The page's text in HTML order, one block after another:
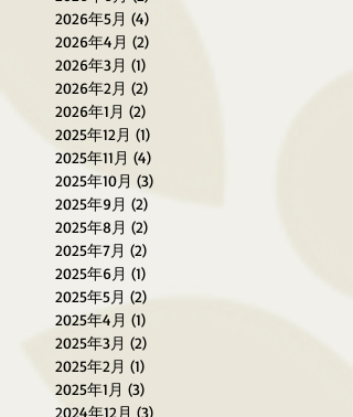
2026年5月 (4)
2026年4月 (2)
2026年3月 (1)
2026年2月 (2)
2026年1月 (2)
2025年12月 (1)
2025年11月 (4)
2025年10月 (3)
2025年9月 (2)
2025年8月 (2)
2025年7月 (2)
2025年6月 (1)
2025年5月 (2)
2025年4月 (1)
2025年3月 (2)
2025年2月 (1)
2025年1月 (3)
2024年12月 (3)